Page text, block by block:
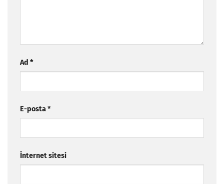
Ad *
E-posta*
İnternet sitesi